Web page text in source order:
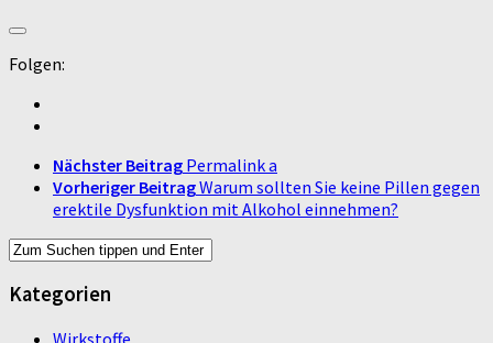
Folgen:
Nächster Beitrag Permalink a
Vorheriger BeitragWarum sollten Sie keine Pillen gegen
erektile Dysfunktion mit Alkohol einnehmen?
Kategorien